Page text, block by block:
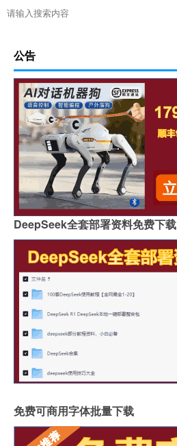
公告
DeepSeek全套部署资料免费下载
免费可商用字体批量下载